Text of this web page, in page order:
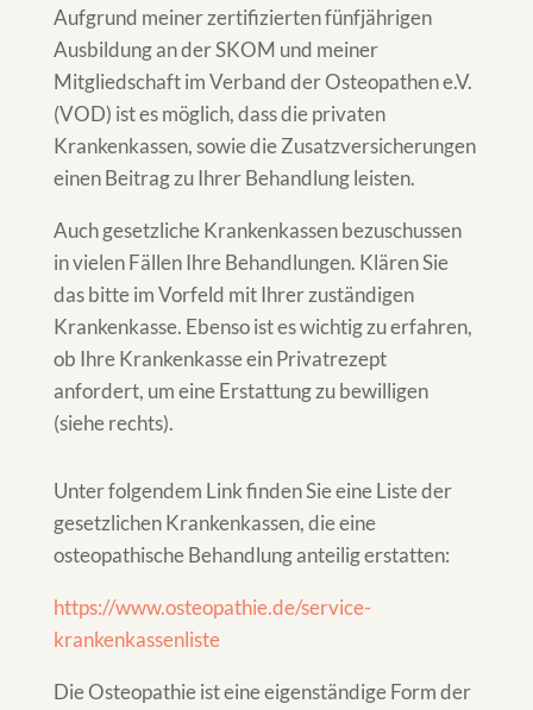
Aufgrund meiner zertifizierten fünfjährigen
Ausbildung an der SKOM und meiner
Mitgliedschaft im Verband der Osteopathen e.V.
(VOD) ist es möglich, dass die privaten
Krankenkassen, sowie die Zusatzversicherungen
einen Beitrag zu Ihrer Behandlung leisten.
Auch gesetzliche Krankenkassen bezuschussen
in vielen Fällen Ihre Behandlungen. Klären Sie
das bitte im Vorfeld mit Ihrer zuständigen
Krankenkasse. Ebenso ist es wichtig zu erfahren,
ob Ihre Krankenkasse ein Privatrezept
anfordert, um eine Erstattung zu bewilligen
(siehe rechts).
Unter folgendem Link finden Sie eine Liste der
gesetzlichen Krankenkassen, die eine
osteopathische Behandlung anteilig erstatten:
https://www.osteopathie.de/service-
krankenkassenliste
Die Osteopathie ist eine eigenständige Form der